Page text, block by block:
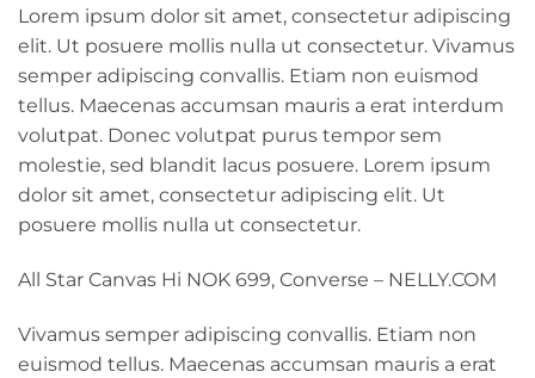
Lorem ipsum dolor sit amet, consectetur adipiscing
elit. Ut posuere mollis nulla ut consectetur. Vivamus
semper adipiscing convallis. Etiam non euismod
tellus. Maecenas accumsan mauris a erat interdum
volutpat. Donec volutpat purus tempor sem
molestie, sed blandit lacus posuere. Lorem ipsum
dolor sit amet, consectetur adipiscing elit. Ut
posuere mollis nulla ut consectetur.
All Star Canvas Hi NOK 699, Converse – NELLY.COM
Vivamus semper adipiscing convallis. Etiam non
euismod tellus. Maecenas accumsan mauris a erat